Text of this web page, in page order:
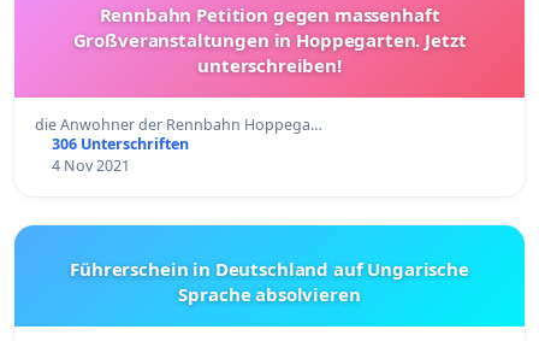
Rennbahn Petition gegen massenhaft
Großveranstaltungen in Hoppegarten. Jetzt
unterschreiben!
die Anwohner der Rennbahn Hoppega…
306 Unterschriften
4 Nov 2021
Führerschein in Deutschland auf Ungarische
Sprache absolvieren